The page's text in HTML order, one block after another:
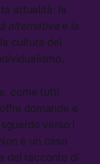
attualità: la
alternativae la
cultura del
come tutti
domande e
verso i
è un caso
del racconto di